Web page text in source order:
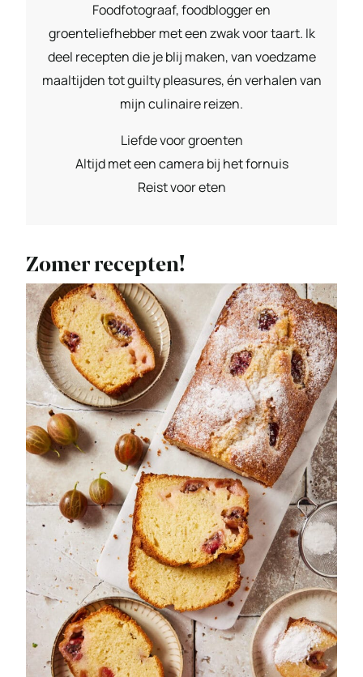
Foodfotograaf, foodblogger en
groenteliefhebber met een zwak voor taart. Ik
deel recepten die je blij maken, van voedzame
maaltijden tot guilty pleasures, én verhalen van
mijn culinaire reizen.
Liefde voor groenten
Altijd met een camera bij het fornuis
Reist voor eten
Zomer recepten!